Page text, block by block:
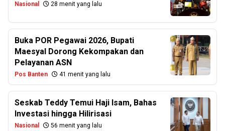
Nasional 28 menit yang lalu
Buka POR Pegawai 2026, Bupati
Maesyal Dorong Kekompakan dan
Pelayanan ASN
Pos Banten 41 menit yang lalu
Seskab Teddy Temui Haji Isam, Bahas
Investasi hingga Hilirisasi
Nasional 56 menit yang lalu